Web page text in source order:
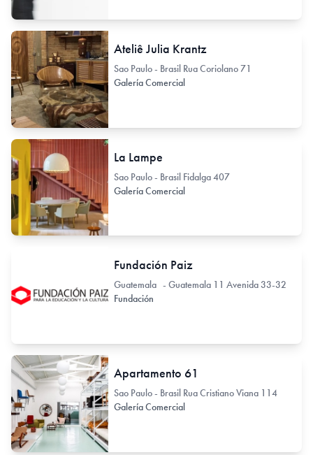
Ateliê Julia Krantz
Sao Paulo - Brasil Rua Coriolano 71
Galería Comercial
La Lampe
Sao Paulo - Brasil Fidalga 407
Galería Comercial
Fundación Paiz
Guatemala - Guatemala 11 Avenida 33-32
Fundación
Apartamento 61
Sao Paulo - Brasil Rua Cristiano Viana 114
Galería Comercial